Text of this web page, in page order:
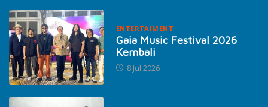
ENTERTAIMENT
Gaia Music Festival 2026
Kembali
8 Jul 2026